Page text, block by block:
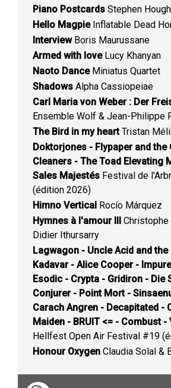
Piano Postcards Stephen Hough
Hello MagpieInflatable Dead
InterviewBoris Maurussane
Armed with loveLucy Khanyan
Naoto DanceMiniatus Quartet
Shadows Alpha Cassiopeiae
Carl Maria von Weber : Der
Ensemble Wolf & Jean-Philippe
The Bird in my heartTristan
Doktorjones - Flypaper and the
Cleaners - The Toad Elevating
Sales Majestés Festival de
(édition 2026)
Himno Vertical Rocío Márquez
Hymnes à l'amour III
Didier Ithursarry
Lagwagon - Uncle Acid and the
Kadavar - Alice Cooper -
Esodic - Crypta - Gridiron - Die
Conjurer - Point Mort -
Carach Angren - Decapitated -
Maiden - BRUIT <= - Combust
Hellfest Open Air Festival #19
Honour Oxygen Claudia Solal &